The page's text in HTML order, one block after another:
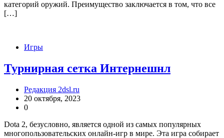
категорий оружий. Преимущество заключается в том, что все
[…]
Игры
Турнирная сетка Интернешнл
Редакция 2dsl.ru
20 октября, 2023
0
Dota 2, безусловно, является одной из самых популярных
многопользовательских онлайн-игр в мире. Эта игра собирает